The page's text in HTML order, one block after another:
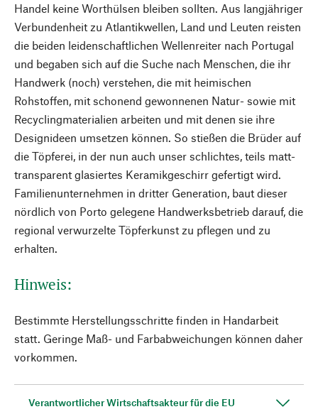
Handel keine Worthülsen bleiben sollten. Aus langjähriger
Verbundenheit zu Atlantikwellen, Land und Leuten reisten
die beiden leidenschaftlichen Wellenreiter nach Portugal
und begaben sich auf die Suche nach Menschen, die ihr
Handwerk (noch) verstehen, die mit heimischen
Rohstoffen, mit schonend gewonnenen Natur- sowie mit
Recyclingmaterialien arbeiten und mit denen sie ihre
Designideen umsetzen können. So stießen die Brüder auf
die Töpferei, in der nun auch unser schlichtes, teils matt-
transparent glasiertes Keramikgeschirr gefertigt wird.
Familienunternehmen in dritter Generation, baut dieser
nördlich von Porto gelegene Handwerksbetrieb darauf, die
regional verwurzelte Töpferkunst zu pflegen und zu
erhalten.
Hinweis:
Bestimmte Herstellungsschritte finden in Handarbeit
statt. Geringe Maß- und Farbabweichungen können daher
vorkommen.
Verantwortlicher Wirtschaftsakteur für die EU